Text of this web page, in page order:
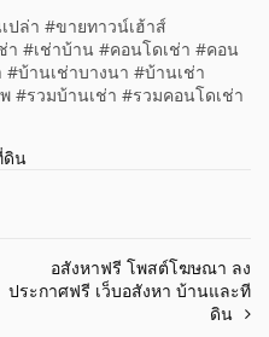
ล่า #ขายทาวน์เฮ้าส์
า #เช่าบ้าน #คอนโดเช่า #คอน
#บ้านเช่าบางนา #บ้านเช่า
#รวมบ้านเช่า #รวมคอนโดเช่า
ดิน
อสังหาฟรี โพสต์โฆษณา ลง
ประกาศฟรี เว็บอสังหา บ้านและที
ดิน